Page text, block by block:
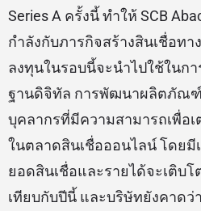
Series A ครั้งนี้ ทำให้ SCB
กำลังกับภารกิจสร้างสินเชื่อทา
ลงทุนในรอบนี้จะนำไปใช้ในก
ฐานดิจิทัล การพัฒนาผลิตภัณฑ์
บุคลากรที่มีความสามารถเพื่อ
ในตลาดสินเชื่อออนไลน์ โดยมี
ยอดสินเชื่อและรายได้จะเติบโ
เทียบกับปีนี้ และบริษัทยังคาดว่